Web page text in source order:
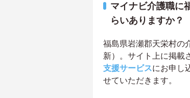
マイナビ介護職に
らいありますか？
福島県岩瀬郡天栄村の
新）。サイト上に掲載
支援サービスにお申し
せていただきます。